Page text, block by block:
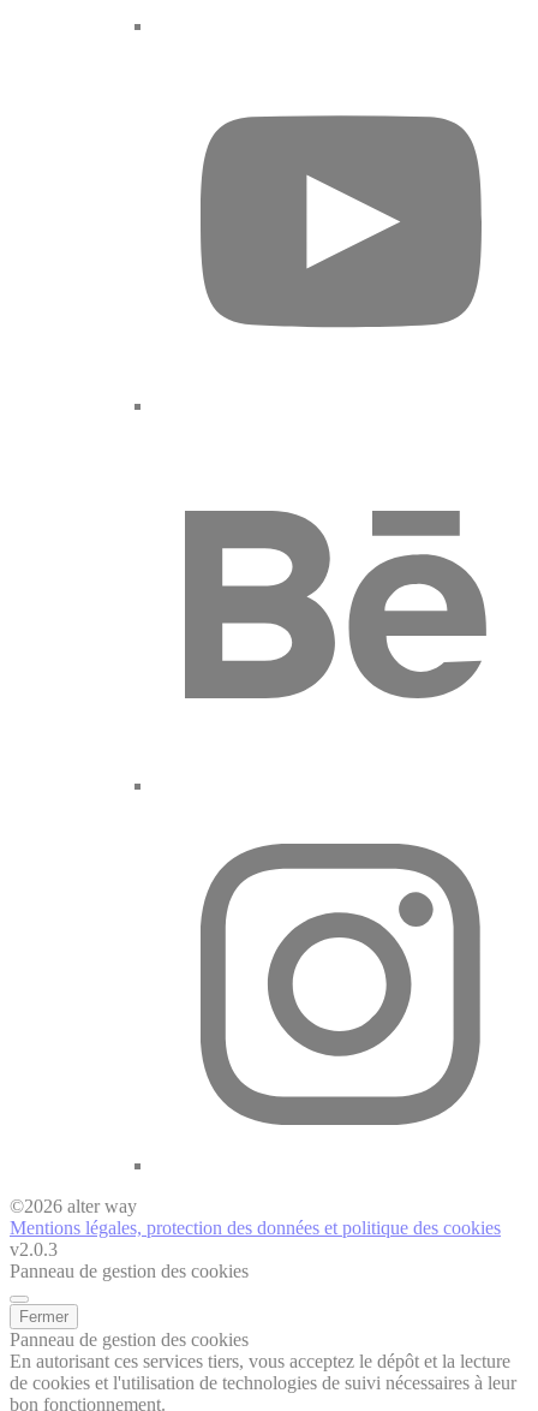
©2026 alter way
Mentions légales, protection des données et politique des cookies
v2.0.3
Panneau de gestion des cookies
Fermer
Panneau de gestion des cookies
En autorisant ces services tiers, vous acceptez le dépôt et la lecture
de cookies et l'utilisation de technologies de suivi nécessaires à leur
bon fonctionnement.